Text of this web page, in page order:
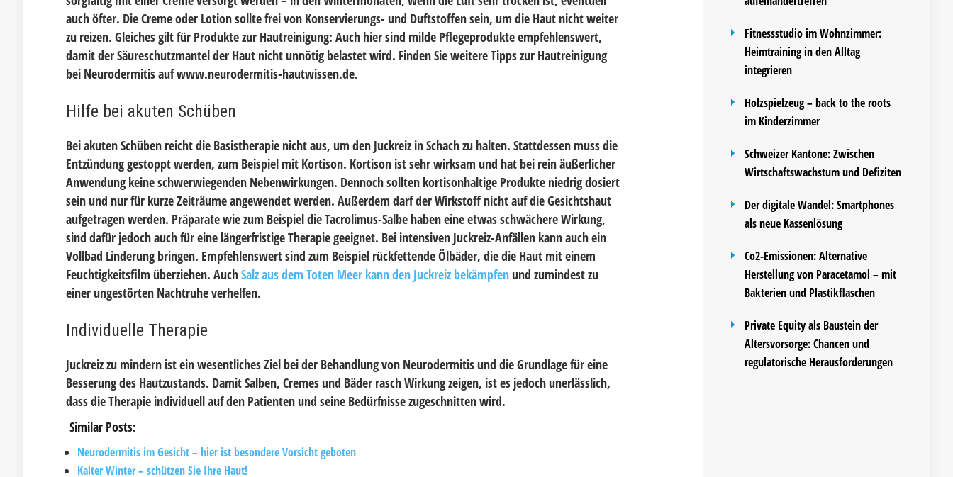
auch öfter. Die Creme oder Lotion sollte frei von Konservierungs- und Duftstoffen sein, um die Haut nicht weiter
zu reizen. Gleiches gilt für Produkte zur Hautreinigung: Auch hier sind milde Pflegeprodukte empfehlenswert,
damit der Säureschutzmantel der Haut nicht unnötig belastet wird. Finden Sie weitere Tipps zur Hautreinigung
bei Neurodermitis auf www.neurodermitis-hautwissen.de.
Hilfe bei akuten Schüben
Bei akuten Schüben reicht die Basistherapie nicht aus, um den Juckreiz in Schach zu halten. Stattdessen muss die
Entzündung gestoppt werden, zum Beispiel mit Kortison. Kortison ist sehr wirksam und hat bei rein äußerlicher
Anwendung keine schwerwiegenden Nebenwirkungen. Dennoch sollten kortisonhaltige Produkte niedrig dosiert
sein und nur für kurze Zeiträume angewendet werden. Außerdem darf der Wirkstoff nicht auf die Gesichtshaut
aufgetragen werden. Präparate wie zum Beispiel die Tacrolimus-Salbe haben eine etwas schwächere Wirkung,
sind dafür jedoch auch für eine längerfristige Therapie geeignet. Bei intensiven Juckreiz-Anfällen kann auch ein
Vollbad Linderung bringen. Empfehlenswert sind zum Beispiel rückfettende Ölbäder, die die Haut mit einem
Feuchtigkeitsfilm überziehen. AuchSalz aus dem Toten Meer kann den Juckreiz bekämpfen und zumindest zu
einer ungestörten Nachtruhe verhelfen.
Individuelle Therapie
Juckreiz zu mindern ist ein wesentliches Ziel bei der Behandlung von Neurodermitis und die Grundlage für eine
Besserung des Hautzustands. Damit Salben, Cremes und Bäder rasch Wirkung zeigen, ist es jedoch unerlässlich,
dass die Therapie individuell auf den Patienten und seine Bedürfnisse zugeschnitten wird.
Similar Posts:
Neurodermitis im Gesicht – hier ist besondere Vorsicht geboten
Kalter Winter – schützen Sie Ihre Haut!
Fitnessstudio im Wohnzimmer:
Heimtraining in den Alltag
integrieren
Holzspielzeug – back to the roots
im Kinderzimmer
Schweizer Kantone: Zwischen
Wirtschaftswachstum und Defiziten
Der digitale Wandel: Smartphones
als neue Kassenlösung
Co2-Emissionen: Alternative
Herstellung von Paracetamol – mit
Bakterien und Plastikflaschen
Private Equity als Baustein der
Altersvorsorge: Chancen und
regulatorische Herausforderungen